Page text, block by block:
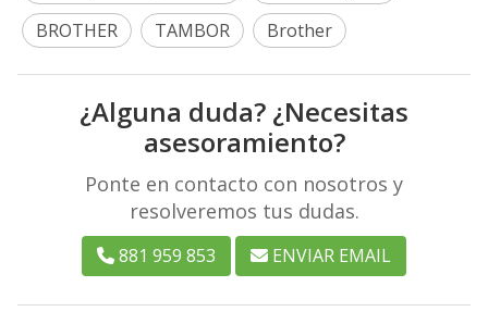
BROTHER
TAMBOR Brother
¿Alguna duda? ¿Necesitas
asesoramiento?
Ponte en contacto con nosotros y
resolveremos tus dudas.
881 959 853 ENVIAR EMAIL